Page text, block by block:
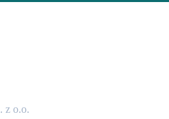
z o.o.